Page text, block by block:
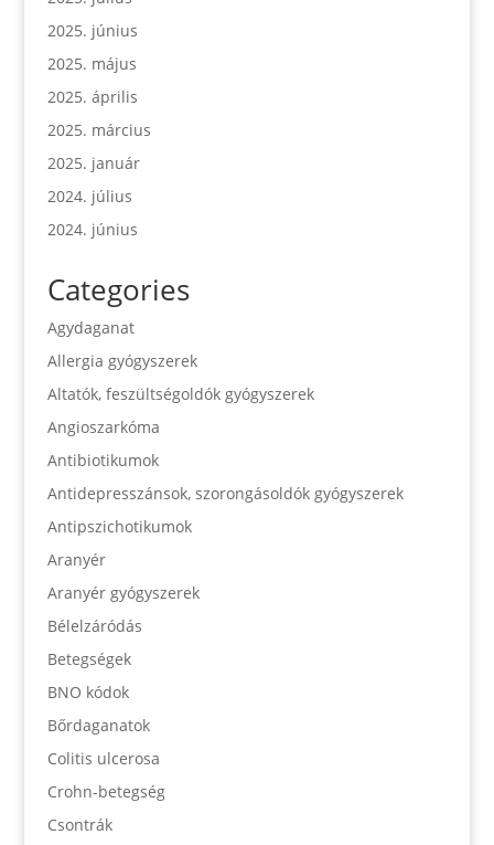
2025. június
2025. május
2025. április
2025. március
2025. január
2024. július
2024. június
Categories
Agydaganat
Allergia gyógyszerek
Altatók, feszültségoldók gyógyszerek
Angioszarkóma
Antibiotikumok
Antidepresszánsok, szorongásoldók gyógyszerek
Antipszichotikumok
Aranyér
Aranyér gyógyszerek
Bélelzáródás
Betegségek
BNO kódok
Bőrdaganatok
Colitis ulcerosa
Crohn-betegség
Csontrák